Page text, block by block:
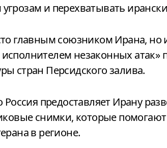
и перехватывать
главным союзником Ирана,
незаконных атак»
стран Персидского залива.
Россия предоставляет Ирану
снимки, которые
в регионе.